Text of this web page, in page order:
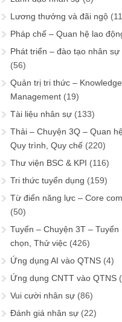
Lương thưởng và đãi ngộ
Pháp chế – Quan hệ lao
Phát triển – đào tạo nhân
(56)
Quản trị tri thức – Knowledge
Management (19)
Tài liệu nhân sự (133)
Thải – Chuyện 3Q – Quan
Quy trình, Quy chế (220)
Thư viện BSC & KPI (116)
Tri thức tuyển dụng (159)
Từ điển năng lực – Core
(50)
Tuyển – Chuyện 3T – Tuyển
chọn, Thử việc (426)
Ứng dụng AI vào QTNS (4)
Ứng dụng CNTT vào QTNS
Vui cười nhân sự (86)
Đánh giá nhân sự (22)